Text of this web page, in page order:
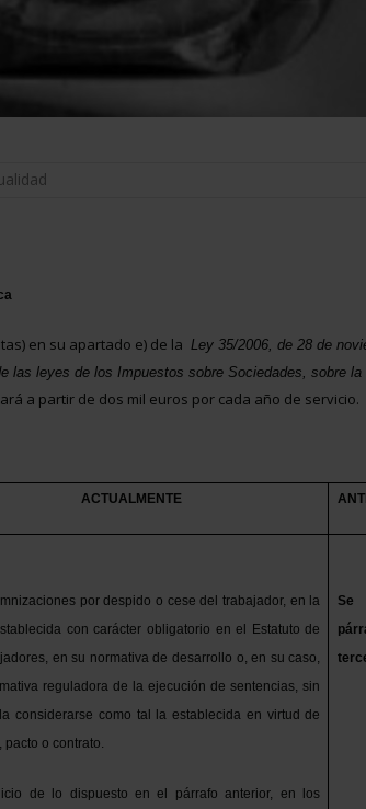
en su apartado e) de la Ley 35/2006, de 28 de
las leyes de los Impuestos sobre Sociedades, sobre
a partir de dos mil euros por cada año de servicio.
ACTUALMENTE
por despido o cese del trabajador, en la
con carácter obligatorio en el Estatuto de
en su normativa de desarrollo o, en su caso,
reguladora de la ejecución de sentencias, sin
considerarse como tal la establecida en virtud de
pacto o contrato.
de lo dispuesto en el párrafo anterior, en los
Se